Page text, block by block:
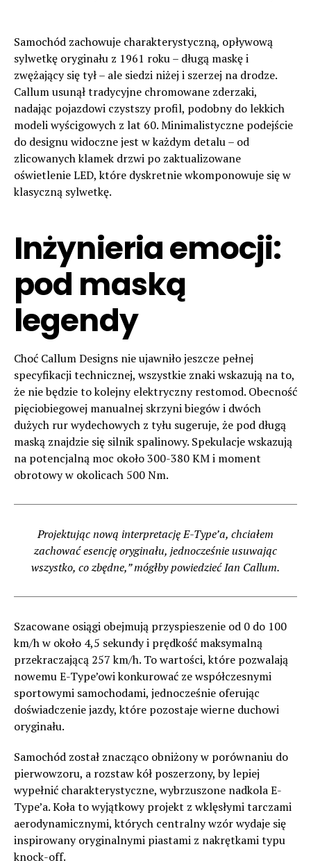
Samochód zachowuje charakterystyczną, opływową
sylwetkę oryginału z 1961 roku – długą maskę i
zwężający się tył – ale siedzi niżej i szerzej na drodze.
Callum usunął tradycyjne chromowane zderzaki,
nadając pojazdowi czystszy profil, podobny do lekkich
modeli wyścigowych z lat 60. Minimalistyczne podejście
do designu widoczne jest w każdym detalu – od
zlicowanych klamek drzwi po zaktualizowane
oświetlenie LED, które dyskretnie wkomponowuje się w
klasyczną sylwetkę.
Inżynieria emocji:
pod maską
legendy
Choć Callum Designs nie ujawniło jeszcze pełnej
specyfikacji technicznej, wszystkie znaki wskazują na to,
że nie będzie to kolejny elektryczny restomod. Obecność
pięciobiegowej manualnej skrzyni biegów i dwóch
dużych rur wydechowych z tyłu sugeruje, że pod długą
maską znajdzie się silnik spalinowy. Spekulacje wskazują
na potencjalną moc około 300-380 KM i moment
obrotowy w okolicach 500 Nm.
Projektując nową interpretację E-Type’a, chciałem
zachować esencję oryginału, jednocześnie usuwając
wszystko, co zbędne,” mógłby powiedzieć Ian Callum.
Szacowane osiągi obejmują przyspieszenie od 0 do 100
km/h w około 4,5 sekundy i prędkość maksymalną
przekraczającą 257 km/h. To wartości, które pozwalają
nowemu E-Type’owi konkurować ze współczesnymi
sportowymi samochodami, jednocześnie oferując
doświadczenie jazdy, które pozostaje wierne duchowi
oryginału.
Samochód został znacząco obniżony w porównaniu do
pierwowzoru, a rozstaw kół poszerzony, by lepiej
wypełnić charakterystyczne, wybrzuszone nadkola E-
Type’a. Koła to wyjątkowy projekt z wklęsłymi tarczami
aerodynamicznymi, których centralny wzór wydaje się
inspirowany oryginalnymi piastami z nakrętkami typu
knock-off.